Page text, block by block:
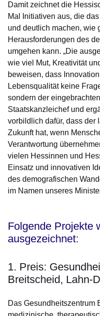
Damit zeichnet die
Mal Initiativen aus, die
und deutlich machen, wie
Herausforderungen des
umgehen kann. „Die
wie viel Mut, Kreativität
beweisen, dass
Lebensqualität keine
sondern der
Staatskanzleichef und
vorbildlich dafür, dass der
Zukunft hat, wenn
Verantwortung
vielen Hessinnen und
Einsatz und innovativen
des demografischen
im Namen unseres
Folgende Projekte
ausgezeichnet:
1. Preis:
Breitscheid, Lahn-
Das Gesundheitszentrum